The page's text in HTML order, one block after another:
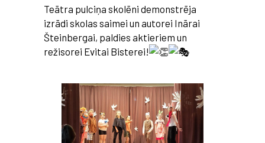
Teātra pulciņa skolēni demonstrēja
izrādi skolas saimei un autorei Inārai
Šteinbergai, paldies aktieriem un
režisorei Evitai Bisterei!